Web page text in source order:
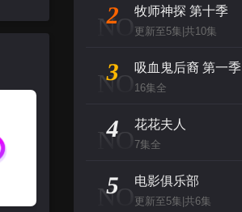
凡人修仙传
背后
NO
2 牧师神探 第十季
更新至5集|共10集
NO
3 吸血鬼后裔 第一季
16集全
NO
4 花花夫人
7集全
NO
5 电影俱乐部
更新至5集|共6集